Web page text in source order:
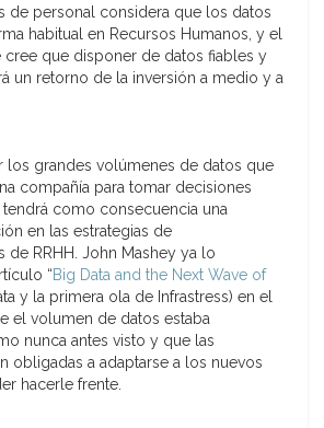
de personal considera que los datos
habitual en Recursos Humanos, y el
cree que disponer de datos fiables y
un retorno de la inversión a medio y a
los grandes volúmenes de datos que
compañía para tomar decisiones
como consecuencia una
en las estrategias de
de RRHH. John Mashey ya lo
“Big Data and the Next Wave of
y la primera ola de Infrastress) en el
el volumen de datos estaba
nunca antes visto y que las
obligadas a adaptarse a los nuevos
hacerle frente.